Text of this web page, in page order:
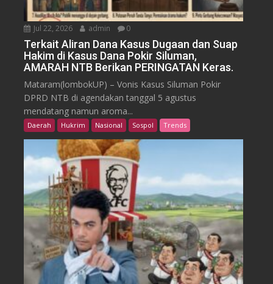
Jul 22, 2026 admin 0
Terkait Aliran Dana Kasus Dugaan dan Suap
Hakim di Kasus Dana Pokir Siluman,
AMARAH NTB Berikan PERINGATAN Keras.
Mataram(lombokUP) – Vonis Kasus Siluman Pokir
DPRD NTB di agendakan tanggal 5 agustus
mendatang namun aroma...
Daerah Hukrim Nasional Sospol Trends